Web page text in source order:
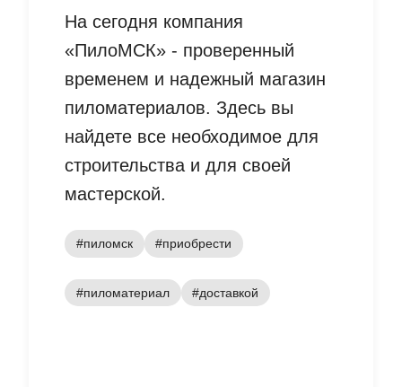
На сегодня компания
«ПилоМСК» - проверенный
временем и надежный магазин
пиломатериалов. Здесь вы
найдете все необходимое для
строительства и для своей
мастерской.
#пиломск #приобрести
#пиломатериал #доставкой